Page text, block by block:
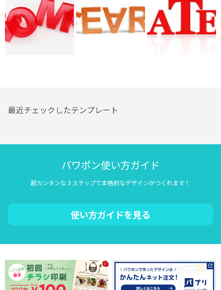
最近チェックしたテンプレート
パワポン使い方ガイド
超カンタンな３ステップで本格的なデザインがつくれます！
使い方ガイドを見る